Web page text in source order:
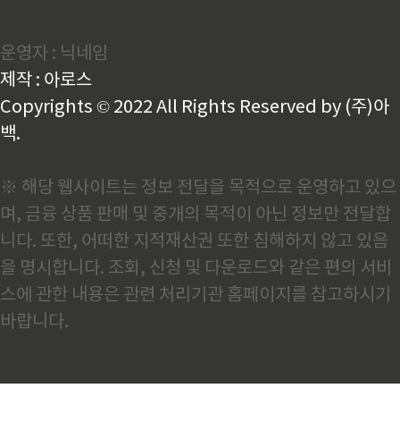
었으며,세계적인 댄서들과 함께하는 "댄스 클래스",유
명 가수들의 "스텝업 콘서트",청년 창작자들을 위한 *
*"스트릿 ..
운영자 : 닉네임
제작 : 아로스
Copyrights © 2022 All Rights Reserved by (주)아
백.
※ 해당 웹사이트는 정보 전달을 목적으로 운영하고 있으
며, 금융 상품 판매 및 중개의 목적이 아닌 정보만 전달합
니다. 또한, 어떠한 지적재산권 또한 침해하지 않고 있음
을 명시합니다. 조회, 신청 및 다운로드와 같은 편의 서비
스에 관한 내용은 관련 처리기관 홈페이지를 참고하시기
바랍니다.